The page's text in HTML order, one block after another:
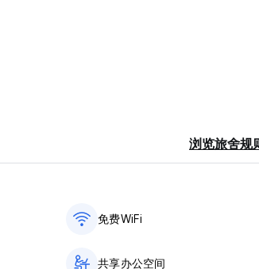
浏览旅舍规
免费WiFi
共享办公空间